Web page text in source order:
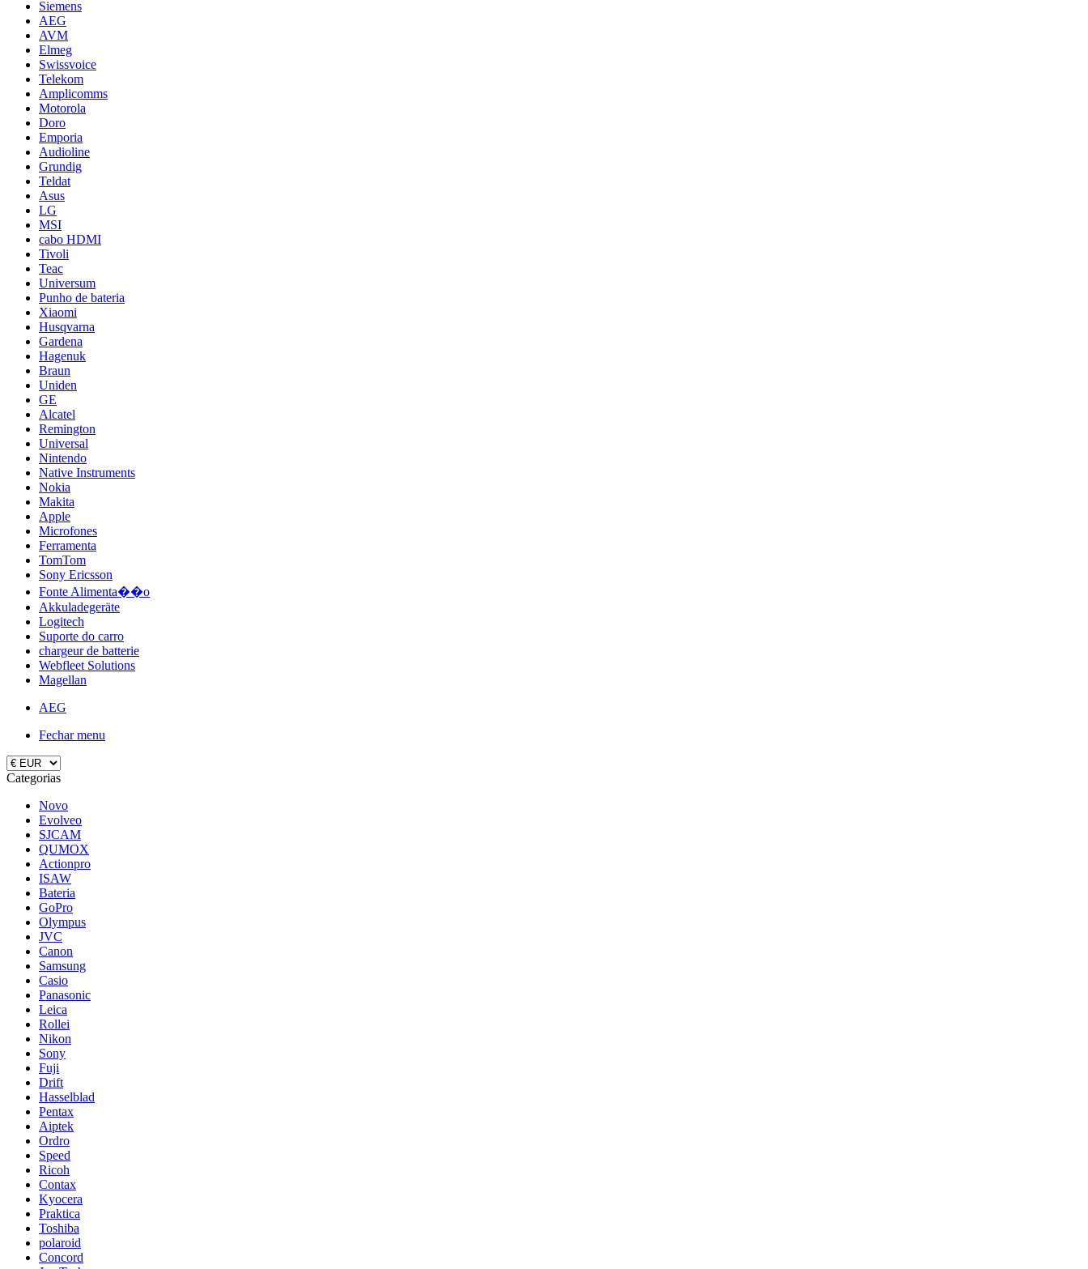
Siemens
AEG
AVM
Elmeg
Swissvoice
Telekom
Amplicomms
Motorola
Doro
Emporia
Audioline
Grundig
Teldat
Asus
LG
MSI
cabo HDMI
Tivoli
Teac
Universum
Punho de bateria
Xiaomi
Husqvarna
Gardena
Hagenuk
Braun
Uniden
GE
Alcatel
Remington
Universal
Nintendo
Native Instruments
Nokia
Makita
Apple
Microfones
Ferramenta
TomTom
Sony Ericsson
Fonte Alimenta��o
Akkuladegeräte
Logitech
Suporte do carro
chargeur de batterie
Webfleet Solutions
Magellan
AEG
Fechar menu
Categorias
Novo
Evolveo
SJCAM
QUMOX
Actionpro
ISAW
Bateria
GoPro
Olympus
JVC
Canon
Samsung
Casio
Panasonic
Leica
Rollei
Nikon
Sony
Fuji
Drift
Hasselblad
Pentax
Aiptek
Ordro
Speed
Ricoh
Contax
Kyocera
Praktica
Toshiba
polaroid
Concord